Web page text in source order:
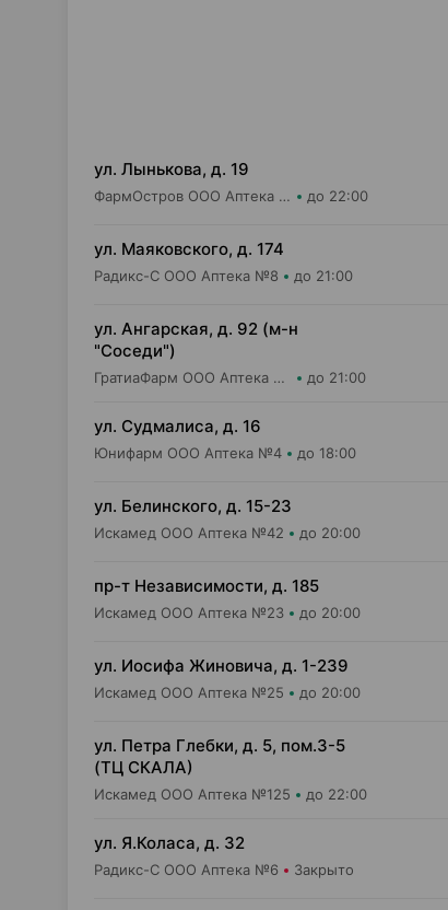
ул. Лынькова, д. 19
ФармОстров ООО Аптека №7 на Лынькова до 22:00
ул. Маяковского, д. 174
Радикс-С ООО Аптека №8 до 21:00
ул. Ангарская, д. 92 (м-н
"Соседи")
ГратиаФарм ООО Аптека №8 до 21:00
ул. Судмалиса, д. 16
Юнифарм ООО Аптека №4 до 18:00
ул. Белинского, д. 15-23
Искамед ООО Аптека №42 до 20:00
пр-т Независимости, д. 185
Искамед ООО Аптека №23 до 20:00
ул. Иосифа Жиновича, д. 1-239
Искамед ООО Аптека №25 до 20:00
ул. Петра Глебки, д. 5, пом.3-5
(ТЦ СКАЛА)
Искамед ООО Аптека №125 до 22:00
ул. Я.Коласа, д. 32
Радикс-С ООО Аптека №6 Закрыто